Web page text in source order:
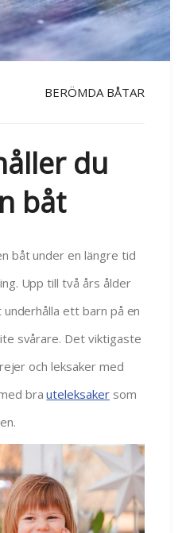
BERÖMDA BÅTAR
du
båt
båt under en längre tid
Upp till två års ålder
ett barn på en
svårare. Det viktigaste
och leksaker med
brauteleksakersom